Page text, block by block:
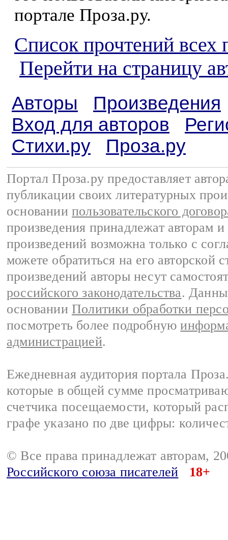
портале Проза.ру.
Список прочтений всех
Перейти на страницу
Авторы
Произведения
Вход для авторов
Стихи.ру
Проза.ру
Портал Проза.ру предоставляет
публикации своих литературных
основании пользовательского
произведения принадлежат авторам
произведений возможна только с
можете обратиться на его авторской
произведений авторы несут
российского законодательства.
основании Политики обработки
посмотреть более подробную
администрацией.
Ежедневная аудитория портала
которые в общей сумме
счетчика посещаемости, который
графе указано по две цифры:
© Все права принадлежат авторам,
Российского союза писателей
18+